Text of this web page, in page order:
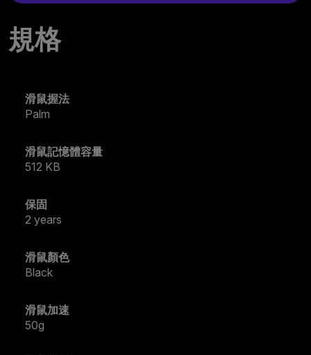
規格
滑鼠握法
Palm
滑鼠記憶體容量
512 KB
保固
2 years
滑鼠顏色
Black
滑鼠加速
50g